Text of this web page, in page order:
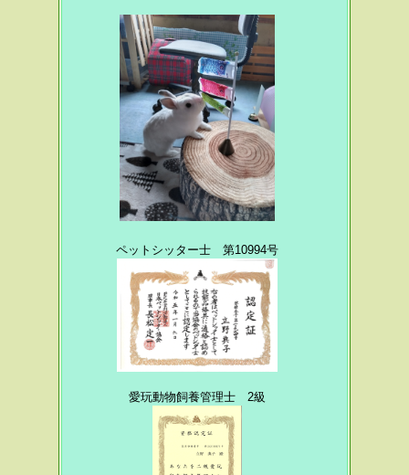
ペットシッター士 第10994号
愛玩動物飼養管理士 2級